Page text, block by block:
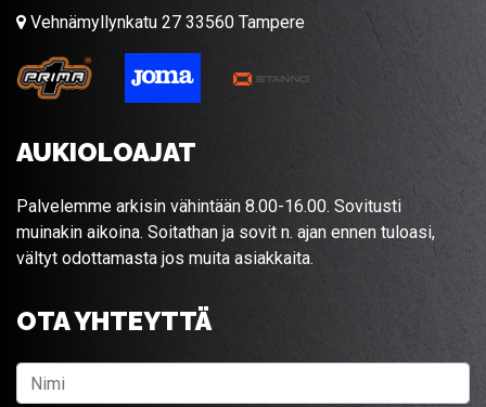
Vehnämyllynkatu 27 33560 Tampere
AUKIOLOAJAT
Palvelemme arkisin vähintään 8.00-16.00. Sovitusti
muinakin aikoina. Soitathan ja sovit n. ajan ennen tuloasi,
vältyt odottamasta jos muita asiakkaita.
OTA YHTEYTTÄ